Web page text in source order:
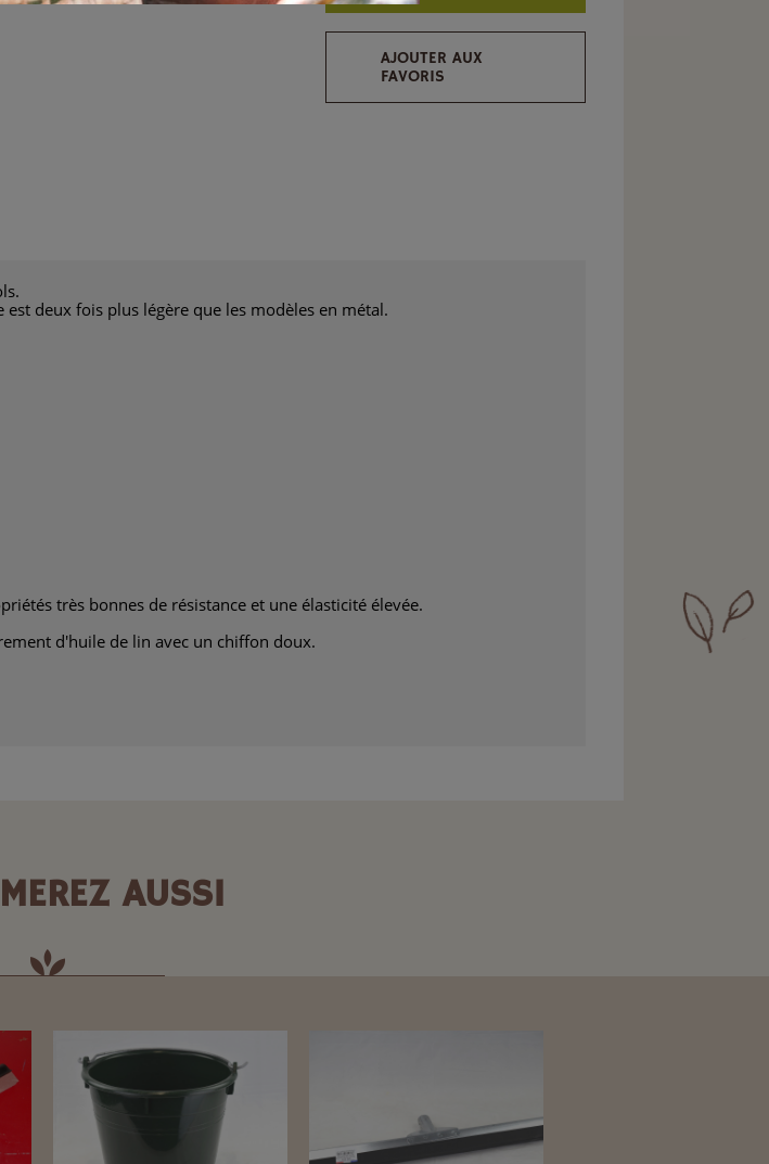
AJOUTER AUX
FAVORIS
deux fois plus légère que les modèles en métal.
très bonnes de résistance et une élasticité élevée.
d'huile de lin avec un chiffon doux.
AUSSI